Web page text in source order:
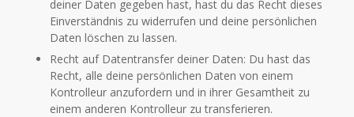
deiner Daten gegeben hast, hast du das Recht dieses
Einverständnis zu widerrufen und deine persönlichen
Daten löschen zu lassen.
Recht auf Datentransfer deiner Daten: Du hast das
Recht, alle deine persönlichen Daten von einem
Kontrolleur anzufordern und in ihrer Gesamtheit zu
einem anderen Kontrolleur zu transferieren.